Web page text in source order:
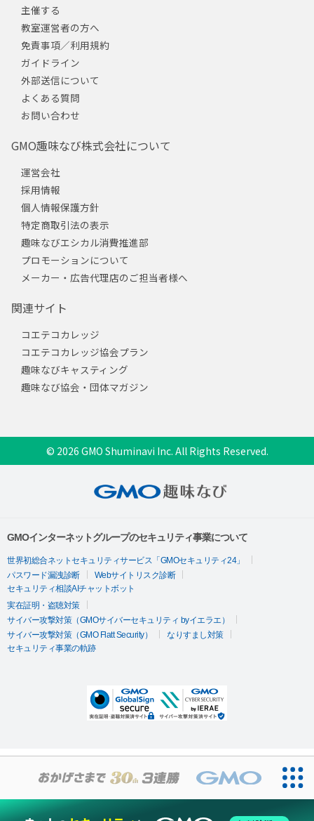
主催する
教室運営者の方へ
免責事項／利用規約
ガイドライン
外部送信について
よくある質問
お問い合わせ
GMO趣味なび株式会社について
運営会社
採用情報
個人情報保護方針
特定商取引法の表示
趣味なびエシカル消費推進部
プロモーションについて
メーカー・広告代理店のご担当者様へ
関連サイト
コエテコカレッジ
コエテコカレッジ協会プラン
趣味なびキャスティング
趣味なび協会・団体マガジン
© 2026 GMO Shuminavi Inc. All Rights Reserved.